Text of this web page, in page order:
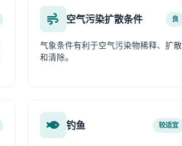
空气污染扩散条件 良
气象条件有利于空气污染物稀释、扩散
和清除。
钓鱼 较适宜